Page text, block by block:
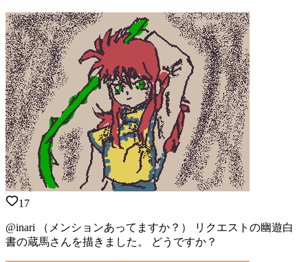
17
@inari （メンションあってますか？） リクエストの幽遊白
書の蔵馬さんを描きました。 どうですか？